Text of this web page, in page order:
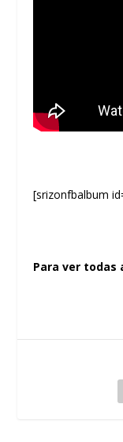
[srizonfbalbum
Para ver todas